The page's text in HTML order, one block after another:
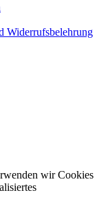
Widerrufsbelehrung
wir Cookies